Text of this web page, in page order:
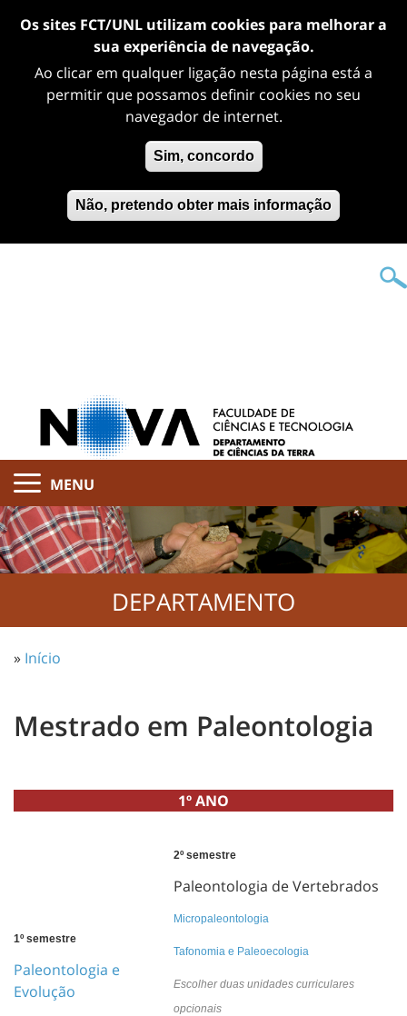
Os sites FCT/UNL utilizam cookies para melhorar a
sua experiência de navegação.
Ao clicar em qualquer ligação nesta página está a
permitir que possamos definir cookies no seu
navegador de internet.
Sim, concordo
Não, pretendo obter mais informação
MENU
DEPARTAMENTO
» Início
Mestrado em Paleontologia
1º ANO
1º semestre
Paleontologia e
Evolução
2º semestre
Paleontologia de Vertebrados
Micropaleontologia
Tafonomia e Paleoecologia
Escolher duas unidades curriculares
opcionais